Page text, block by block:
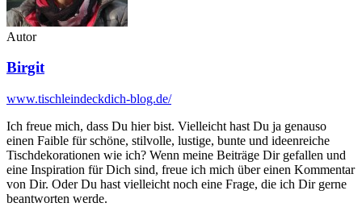
Autor
Birgit
www.tischleindeckdich-blog.de/
Ich freue mich, dass Du hier bist. Vielleicht hast Du ja genauso
einen Faible für schöne, stilvolle, lustige, bunte und ideenreiche
Tischdekorationen wie ich? Wenn meine Beiträge Dir gefallen und
eine Inspiration für Dich sind, freue ich mich über einen Kommentar
von Dir. Oder Du hast vielleicht noch eine Frage, die ich Dir gerne
beantworten werde.